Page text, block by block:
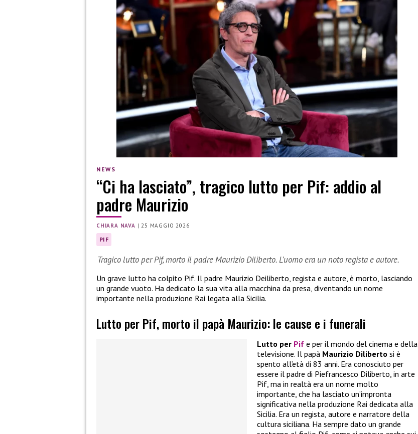
NEWS
“Ci ha lasciato”, tragico lutto per Pif: addio al
padre Maurizio
CHIARA NAVA |25 MAGGIO 2026
PIF
Tragico lutto per Pif, morto il padre Maurizio Diliberto. L’uomo era un noto regista e autore.
Un grave lutto ha colpito Pif. Il padre Maurizio Deiliberto, regista e autore, è morto, lasciando
un grande vuoto. Ha dedicato la sua vita alla macchina da presa, diventando un nome
importante nella produzione Rai legata alla Sicilia.
Lutto per Pif, morto il papà Maurizio: le cause e i funerali
Lutto per Pif e per il mondo del cinema e della
televisione. Il papà Maurizio Diliberto si è
spento all’età di 83 anni. Era conosciuto per
essere il padre di Piefrancesco Diliberto, in arte
Pif, ma in realtà era un nome molto
importante, che ha lasciato un’impronta
significativa nella produzione Rai dedicata alla
Sicilia. Era un regista, autore e narratore della
cultura siciliana. Ha sempre dato un grande